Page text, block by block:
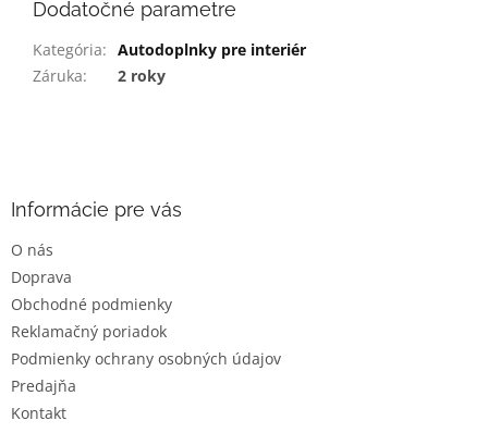
Dodatočné parametre
Kategória: Autodoplnky pre interiér
Záruka: 2 roky
Informácie pre vás
O nás
Doprava
Obchodné podmienky
Reklamačný poriadok
Podmienky ochrany osobných údajov
Predajňa
Kontakt